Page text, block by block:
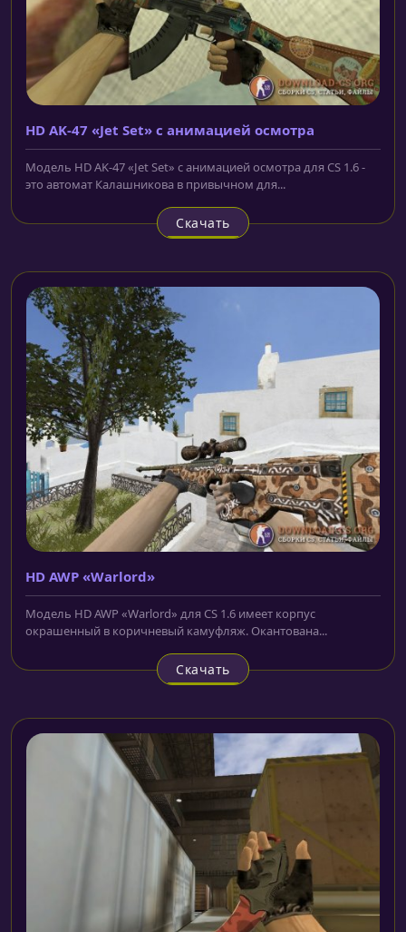
HD AK-47 «Jet Set» с анимацией осмотра
Модель HD AK-47 «Jet Set» с анимацией осмотра для CS 1.6 -
это автомат Калашникова в привычном для...
Скачать
HD AWP «Warlord»
Модель HD AWP «Warlord» для CS 1.6 имеет корпус
окрашенный в коричневый камуфляж. Окантована...
Скачать